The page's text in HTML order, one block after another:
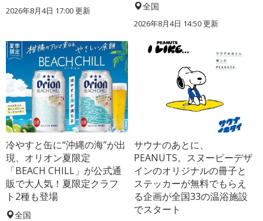
2026年8月4日 17:00更新 全国
2026年8月4日 14:50更新
冷やすと缶に“沖縄の海”が出
現、オリオン夏限定
「BEACH CHILL」が公式通
販で大人気！夏限定クラフ
ト2種も登場
全国
サウナのあとに、
PEANUTS。スヌーピーデザ
インのオリジナルの冊子と
ステッカーが無料でもらえ
る企画が全国33の温浴施設
でスタート